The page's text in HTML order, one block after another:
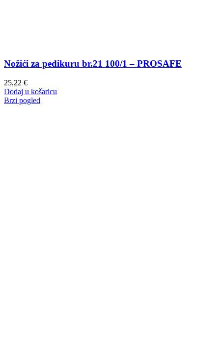
Nožići za pedikuru br.21 100/1 – PROSAFE
25,22 €
Dodaj u košaricu
Brzi pogled